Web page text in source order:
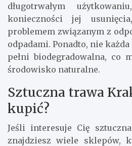
długotrwałym
konieczności jej
problemem związanym z
odpadami. Ponadto, nie
pełni biodegradowalna, co
środowisko naturalne.
Sztuczna trawa
kupić?
Jeśli interesuje Cię
znajdziesz wiele sklepów,